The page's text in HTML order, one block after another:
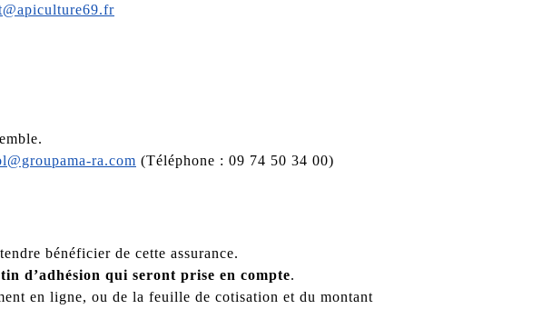
ra.com (Téléphone : 09 74 50 34 00)
bénéficier de cette assurance.
d’adhésion qui seront prise en compte.
en ligne, ou de la feuille de cotisation et du montant